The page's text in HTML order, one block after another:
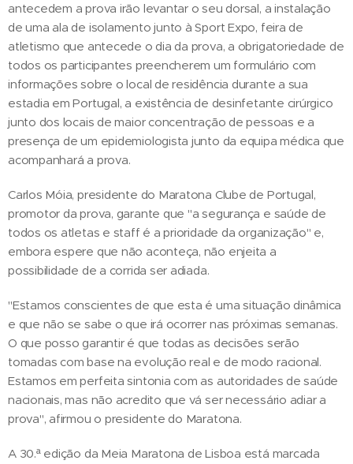
antecedem a prova irão levantar o seu dorsal, a instalação
de uma ala de isolamento junto à Sport Expo, feira de
atletismo que antecede o dia da prova, a obrigatoriedade de
todos os participantes preencherem um formulário com
informações sobre o local de residência durante a sua
estadia em Portugal, a existência de desinfetante cirúrgico
junto dos locais de maior concentração de pessoas e a
presença de um epidemiologista junto da equipa médica que
acompanhará a prova.
Carlos Móia, presidente do Maratona Clube de Portugal,
promotor da prova, garante que "a segurança e saúde de
todos os atletas e staff é a prioridade da organização" e,
embora espere que não aconteça, não enjeita a
possibilidade de a corrida ser adiada.
"Estamos conscientes de que esta é uma situação dinâmica
e que não se sabe o que irá ocorrer nas próximas semanas.
O que posso garantir é que todas as decisões serão
tomadas com base na evolução real e de modo racional.
Estamos em perfeita sintonia com as autoridades de saúde
nacionais, mas não acredito que vá ser necessário adiar a
prova", afirmou o presidente do Maratona.
A 30.ª edição da Meia Maratona de Lisboa está marcada